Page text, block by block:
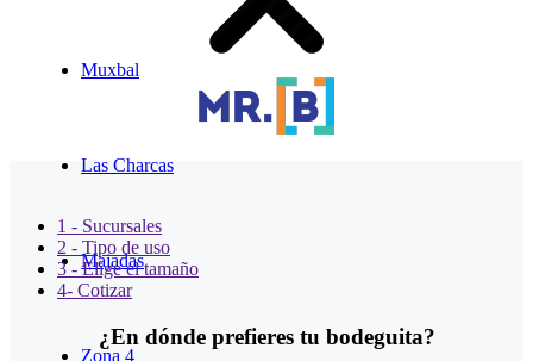
Muxbal
Las Charcas
Majadas
Zona 4
1 - Sucursales
2 - Tipo de uso
3 - Elige el tamaño
4- Cotizar
¿En dónde prefieres tu bodeguita?